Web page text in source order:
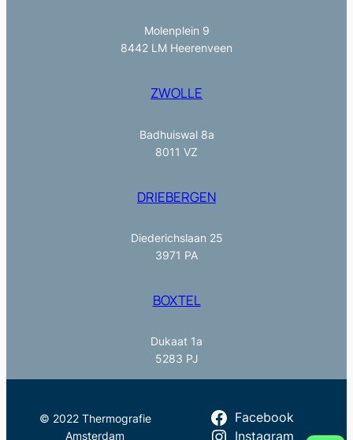
Molenplein 9
8442 LM Heerenveen
ZWOLLE
Badhuiswal 8a
8011 VZ
DRIEBERGEN
Diederichslaan 25
3971 PA
BOXTEL
Dukaat 1a
5283 PJ
© 2022 Thermografie
Amsterdam
Facebook
Instagram